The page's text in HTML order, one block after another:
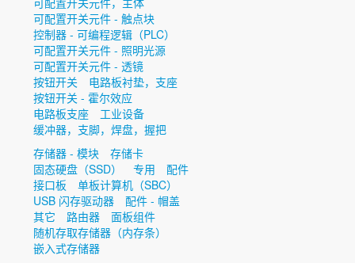
可配置开关元件 - 触点块
控制器 - 可编程逻辑（PLC）
可配置开关元件 - 照明光源
可配置开关元件 - 透镜
按钮开关
电路板衬垫，支座
按钮开关 - 霍尔效应
电路板支座
工业设备
缓冲器，支脚，焊盘，握把
存储器 - 模块
存储卡
固态硬盘（SSD）
专用
配件
接口板
单板计算机（SBC）
USB 闪存驱动器
配件 - 帽盖
其它
路由器
面板组件
随机存取存储器（内存条）
嵌入式存储器